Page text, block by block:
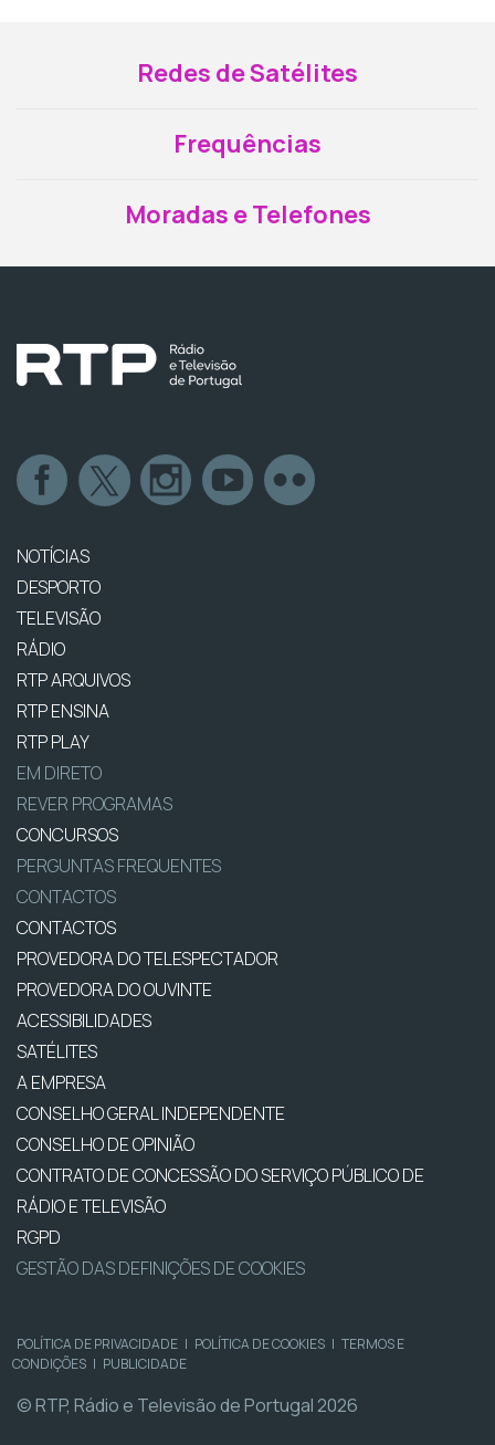
Redes de Satélites
Frequências
Moradas e Telefones
NOTÍCIAS
DESPORTO
TELEVISÃO
RÁDIO
RTP ARQUIVOS
RTP ENSINA
RTP PLAY
EM DIRETO
REVER PROGRAMAS
CONCURSOS
PERGUNTAS FREQUENTES
CONTACTOS
CONTACTOS
PROVEDORA DO TELESPECTADOR
PROVEDORA DO OUVINTE
ACESSIBILIDADES
SATÉLITES
A EMPRESA
CONSELHO GERAL INDEPENDENTE
CONSELHO DE OPINIÃO
CONTRATO DE CONCESSÃO DO SERVIÇO PÚBLICO DE
RÁDIO E TELEVISÃO
RGPD
GESTÃO DAS DEFINIÇÕES DE COOKIES
POLÍTICA DE PRIVACIDADE | POLÍTICA DE COOKIES | TERMOS E
CONDIÇÕES | PUBLICIDADE
© RTP, Rádio e Televisão de Portugal 2026